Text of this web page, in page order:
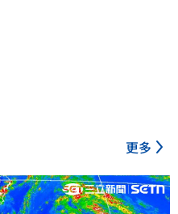
更多